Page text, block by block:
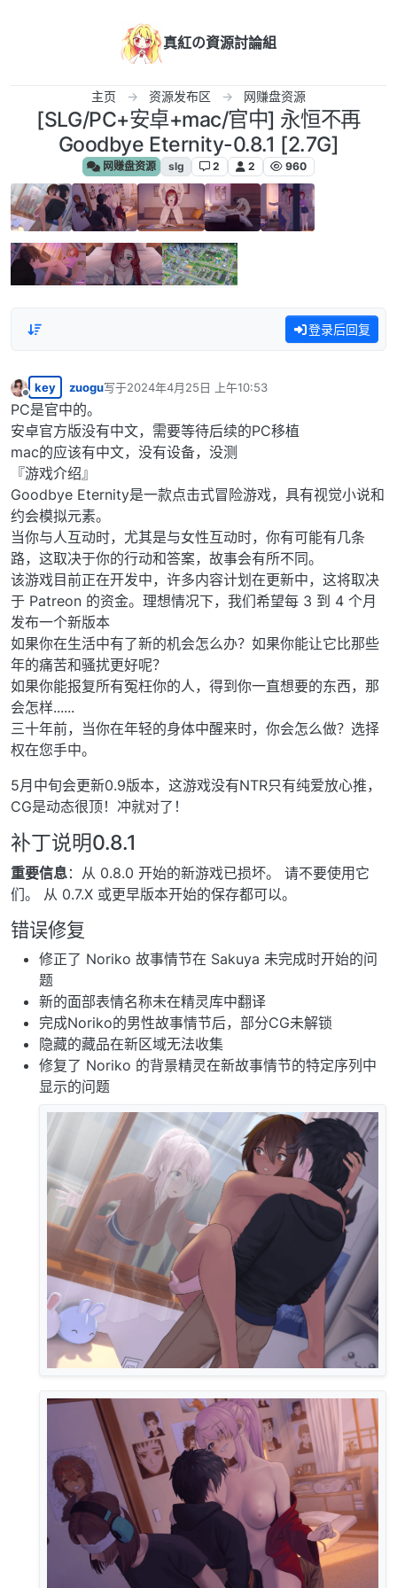
真紅の資源討論組
主页 资源发布区 网赚盘资源
[SLG/PC+安卓+mac/官中] 永恒不再
Goodbye Eternity-0.8.1 [2.7G]
网赚盘资源 slg 2 2 960
登录后回复
离线
key zuogu写于2024年4月25日 上午10:53
最后由 编辑
PC是官中的。
安卓官方版没有中文，需要等待后续的PC移植
mac的应该有中文，没有设备，没测
『游戏介绍』
Goodbye Eternity是一款点击式冒险游戏，具有视觉小说和
约会模拟元素。
当你与人互动时，尤其是与女性互动时，你有可能有几条
路，这取决于你的行动和答案，故事会有所不同。
该游戏目前正在开发中，许多内容计划在更新中，这将取决
于 Patreon 的资金。理想情况下，我们希望每 3 到 4 个月
发布一个新版本
如果你在生活中有了新的机会怎么办？如果你能让它比那些
年的痛苦和骚扰更好呢？
如果你能报复所有冤枉你的人，得到你一直想要的东西，那
会怎样......
三十年前，当你在年轻的身体中醒来时，你会怎么做？选择
权在您手中。
5月中旬会更新0.9版本，这游戏没有NTR只有纯爱放心推，
CG是动态很顶！冲就对了！
补丁说明0.8.1
重要信息：从 0.8.0 开始的新游戏已损坏。 请不要使用它
们。 从 0.7.X 或更早版本开始的保存都可以。
错误修复
修正了 Noriko 故事情节在 Sakuya 未完成时开始的问
题
新的面部表情名称未在精灵库中翻译
完成Noriko的男性故事情节后，部分CG未解锁
隐藏的藏品在新区域无法收集
修复了 Noriko 的背景精灵在新故事情节的特定序列中
显示的问题